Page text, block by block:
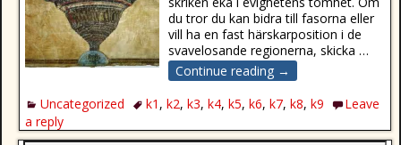
du tror du kan bidra till fasorna eller
vill ha en fast härskarposition i de
svavelosande regionerna, skicka …
Continue reading →
Uncategorized
k1 , k2, k3, k4, k5, k6, k7, k8, k9
Leave
a reply